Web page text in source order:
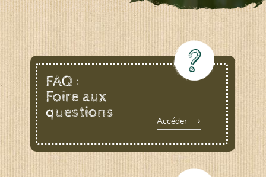
FAQ :
Foire aux
questions
Accéder